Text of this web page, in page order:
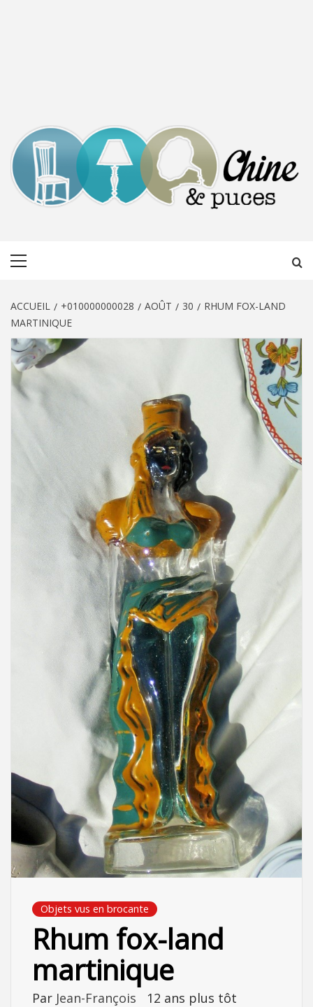
ACCUEIL +010000000028 AOÛT 30
RHUM FOX-LAND
MARTINIQUE
Objets vus en brocante
Rhum fox-land
martinique
Par Jean-François 12 ans plus tôt